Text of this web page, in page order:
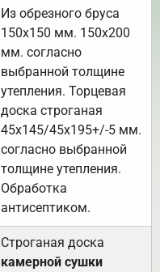
Из обрезного бруса
150х150 мм. 150х200
мм. согласно
выбранной толщине
утепления. Торцевая
доска строганая
45х145/45х195+/-5 мм.
согласно выбранной
толщине утепления.
Обработка
антисептиком.
Строганая доска
камерной сушки